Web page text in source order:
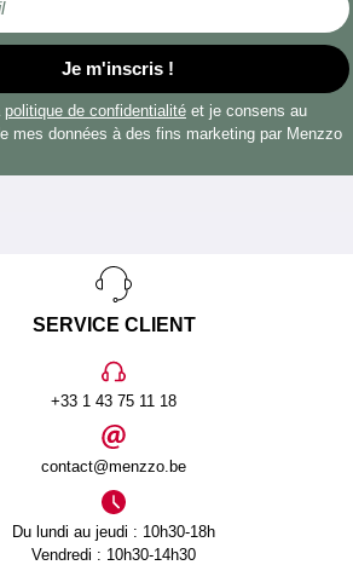
Je m'inscris !
politique de confidentialité et je consens au
mes données à des fins marketing par Menzzo
SERVICE CLIENT
+33 1 43 75 11 18
contact@menzzo.be
Du lundi au jeudi : 10h30-18h
Vendredi : 10h30-14h30